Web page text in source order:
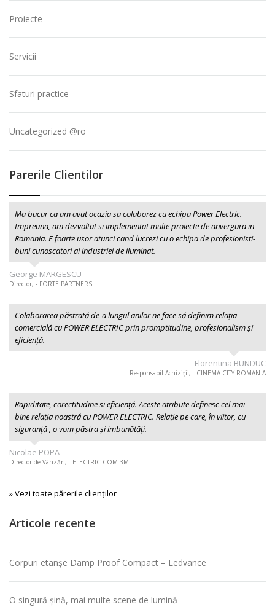
Proiecte
Servicii
Sfaturi practice
Uncategorized @ro
Parerile Clientilor
Ma bucur ca am avut ocazia sa colaborez cu echipa Power Electric.
Impreuna, am dezvoltat si implementat multe proiecte de anvergura in
Romania. E foarte usor atunci cand lucrezi cu o echipa de profesionisti-
buni cunoscatori ai industriei de iluminat.
George MARGESCU
Director, - FORTE PARTNERS
Colaborarea păstrată de-a lungul anilor ne face să definim relația
comercială cu POWER ELECTRIC prin promptitudine, profesionalism şi
eficiență.
Florentina BUNDUC
Responsabil Achiziții, - CINEMA CITY ROMANIA
Rapiditate, corectitudine si eficiență. Aceste atribute definesc cel mai
bine relația noastră cu POWER ELECTRIC. Relație pe care, în viitor, cu
siguranță , o vom păstra și imbunătăți.
Nicolae POPA
Director de Vânzări, - ELECTRIC COM 3M
» Vezi toate părerile clienţilor
Articole recente
Corpuri etanșe Damp Proof Compact – Ledvance
O singură șină, mai multe scene de lumină